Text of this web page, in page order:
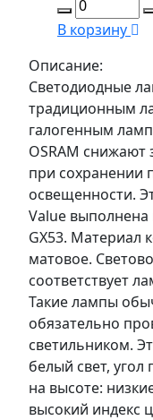
В корзину
Описание:
Светодиодные
традиционным
галогенным
OSRAM снижают
при сохранении
освещенности.
Value
GX53. Материал
матовое.
соответствует
Такие лампы
обязательно
светильником.
белый свет, угол
на высоте:
высокий индекс